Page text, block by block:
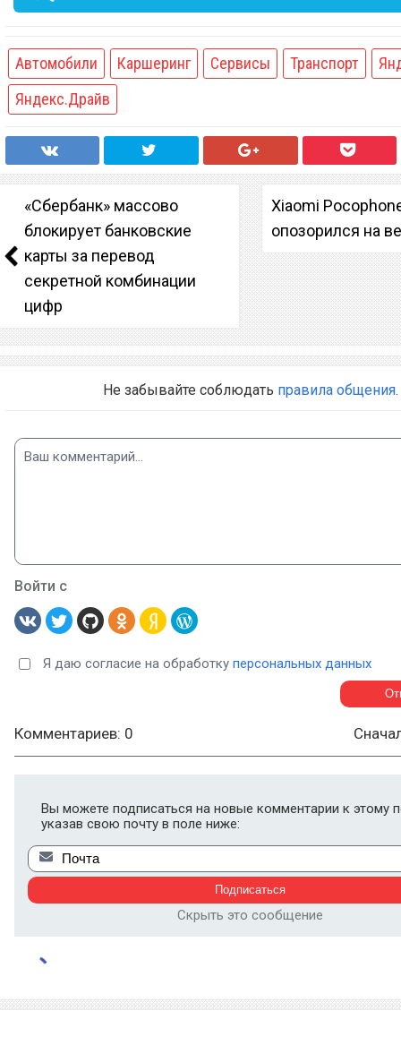
Автомобили Каршеринг Сервисы Транспорт
Яндекс.Драйв
«Сбербанк» массово
блокирует банковские
карты за перевод
секретной комбинации
цифр
Xiaomi
опозорился на
Не забывайте соблюдать правила общения.
Войти с
Я даю согласие на обработку персональных данных
Комментариев: 0
Вы можете подписаться на новые комментарии к этому
указав свою почту в поле ниже:
Скрыть это сообщение